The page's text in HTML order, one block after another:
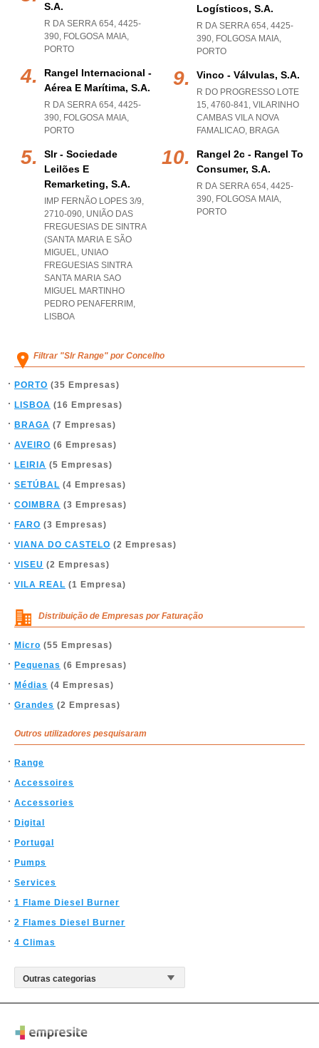
S.a.
R DA SERRA 654, 4425-
390, FOLGOSA MAIA,
PORTO
Rangel Internacional -
Aérea E Marítima, S.a.
R DA SERRA 654, 4425-
390, FOLGOSA MAIA,
PORTO
Slr - Sociedade
Leilões E
Remarketing, S.a.
IMP FERNÃO LOPES 3/9,
2710-090, UNIÃO DAS
FREGUESIAS DE SINTRA
(SANTA MARIA E SÃO
MIGUEL, UNIAO
FREGUESIAS SINTRA
SANTA MARIA SAO
MIGUEL MARTINHO
PEDRO PENAFERRIM ,
LISBOA
Logísticos, S.a.
R DA SERRA 654, 4425-
390, FOLGOSA MAIA,
PORTO
Vinco - Válvulas, S.a.
R DO PROGRESSO LOTE
15, 4760-841, VILARINHO
CAMBAS VILA NOVA
FAMALICAO, BRAGA
Rangel 2c - Rangel To
Consumer, S.a.
R DA SERRA 654, 4425-
390, FOLGOSA MAIA,
PORTO
Filtrar "Slr Range" por Concelho
PORTO (35 Empresas)
LISBOA (16 Empresas)
BRAGA (7 Empresas)
AVEIRO (6 Empresas)
LEIRIA (5 Empresas)
SETÚBAL (4 Empresas)
COIMBRA (3 Empresas)
FARO (3 Empresas)
VIANA DO CASTELO (2 Empresas)
VISEU (2 Empresas)
VILA REAL (1 Empresa)
Distribuição de Empresas por Faturação
Micro (55 Empresas)
Pequenas (6 Empresas)
Médias (4 Empresas)
Grandes (2 Empresas)
Outros utilizadores pesquisaram
Range
Accessoires
Accessories
Digital
Portugal
Pumps
Services
1 Flame Diesel Burner
2 Flames Diesel Burner
4 Climas